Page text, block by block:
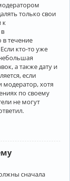
только свои
к
в
течение
кто-то уже
а также дату и
если
хотя
по своему
не могут
сначала